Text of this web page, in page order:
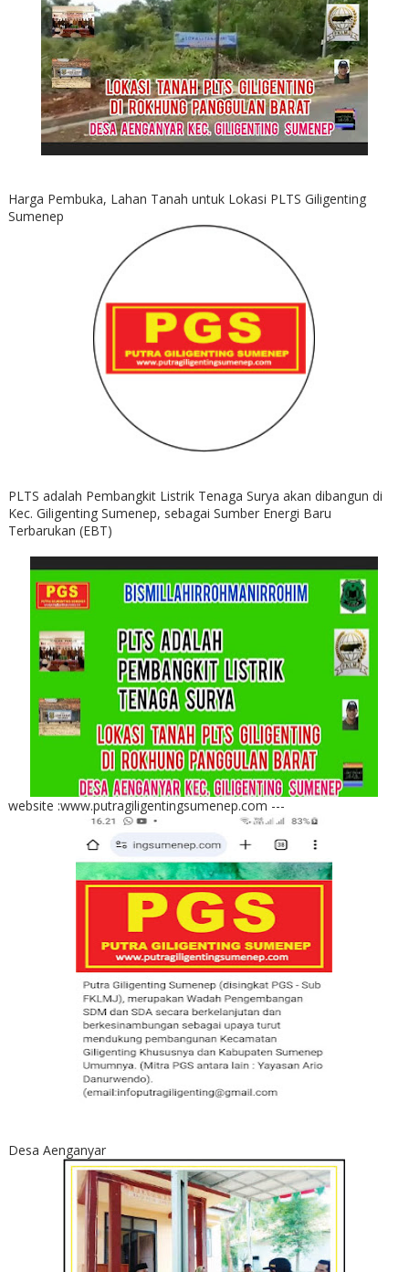
Harga Pembuka, Lahan Tanah untuk Lokasi PLTS Giligenting
Sumenep
PLTS adalah Pembangkit Listrik Tenaga Surya akan dibangun di
Kec. Giligenting Sumenep, sebagai Sumber Energi Baru
Terbarukan (EBT)
website :www.putragiligentingsumenep.com ---
Desa Aenganyar